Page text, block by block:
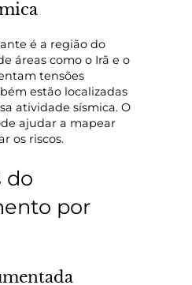
é a região do
áreas como o Irã e o
tensões
estão localizadas
atividade sísmica. O
ajudar a mapear
os riscos.
do
por